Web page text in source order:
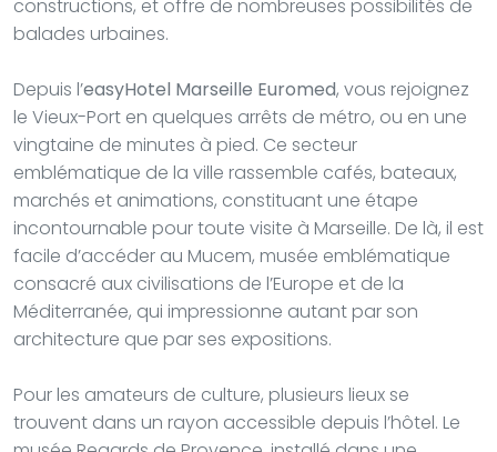
constructions, et offre de nombreuses possibilités de
balades urbaines.
Depuis l’easyHotel Marseille Euromed, vous rejoignez
le Vieux-Port en quelques arrêts de métro, ou en une
vingtaine de minutes à pied. Ce secteur
emblématique de la ville rassemble cafés, bateaux,
marchés et animations, constituant une étape
incontournable pour toute visite à Marseille. De là, il est
facile d’accéder au Mucem, musée emblématique
consacré aux civilisations de l’Europe et de la
Méditerranée, qui impressionne autant par son
architecture que par ses expositions.
Pour les amateurs de culture, plusieurs lieux se
trouvent dans un rayon accessible depuis l’hôtel. Le